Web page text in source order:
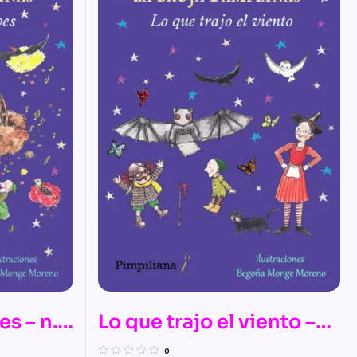
– n.º
Lo que trajo el viento –
n.º 14 de Las mágicas
0